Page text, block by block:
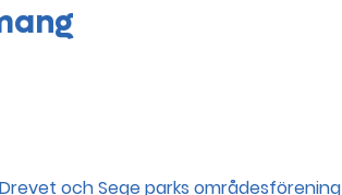
Drevet och Sege parks områdesförening